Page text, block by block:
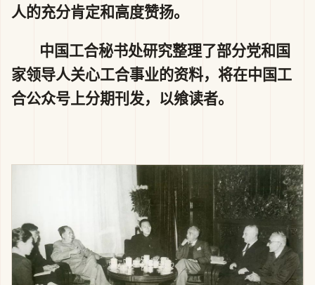
人的充分肯定和高度赞扬。
中国工合秘书处研究整理了部分党和国
家领导人关心工合事业的资料，将在中国工
合公众号上分期刊发，以飨读者。